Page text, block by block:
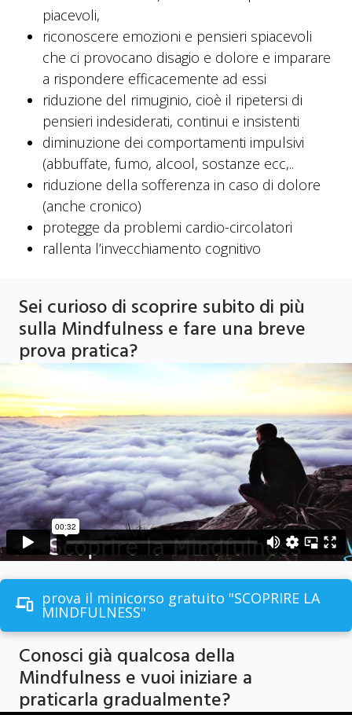
piacevoli,
riconoscere emozioni e pensieri spiacevoli
che ci provocano disagio e dolore e imparare
a rispondere efficacemente ad essi
riduzione del rimuginio, cioè il ripetersi di
pensieri indesiderati, continui e insistenti
diminuzione dei comportamenti impulsivi
(abbuffate, fumo, alcool, sostanze ecc,..
riduzione della sofferenza in caso di dolore
(anche cronico)
protegge da problemi cardio-circolatori
rallenta l’invecchiamento cognitivo
Sei curioso di scoprire subito di più
sulla Mindfulness e fare una breve
prova pratica?
prova il minicorso gratuito "SCOPRIRE LA
MINDFULNESS"
Conosci già qualcosa della
Mindfulness e vuoi iniziare a
praticarla gradualmente?